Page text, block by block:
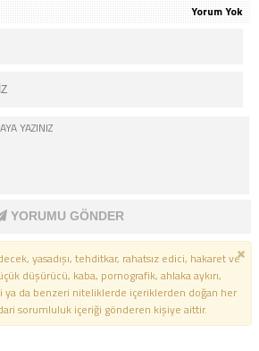
Yorum Yok
YORUMU GÖNDER
yasadışı, tehditkar, rahatsız edici, hakaret ve
düşürücü, kaba, pornografik, ahlaka aykırı,
ya da benzeri niteliklerde içeriklerden doğan her
sorumluluk içeriği gönderen kişiye aittir.